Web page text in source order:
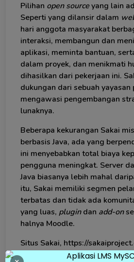
Pilihan open sourceyang lain
Seperti yang dilansir dalam
hari anggota masyarakat
interaksi, membangun dan
aplikasi, meminta bantuan,
dalam proyek, dan menikmati
dihasilkan dari pekerjaan ini.
dukungan dari sebuah
mengawasi pengembangan
lunaknya.
Beberapa kekurangan Sakai
berbasis Java, ada yang
ini menyebabkan total biaya
pengguna meningkat. Server
Java biasanya lebih mahal
itu, Sakai memiliki segmen
terbatas dan tidak ada
yang luas, plugindan add-on
halnya Moodle.
Situs Sakai, https://